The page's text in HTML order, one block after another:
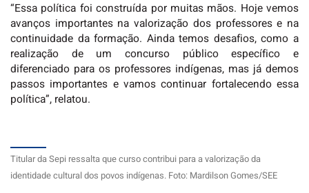
“Essa política foi construída por muitas mãos. Hoje vemos
avanços importantes na valorização dos professores e na
continuidade da formação. Ainda temos desafios, como a
realização de um concurso público específico e
diferenciado para os professores indígenas, mas já demos
passos importantes e vamos continuar fortalecendo essa
política”, relatou.
Titular da Sepi ressalta que curso contribui para a valorização da
identidade cultural dos povos indígenas. Foto: Mardilson Gomes/SEE